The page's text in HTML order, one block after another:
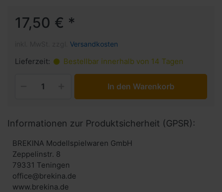
17,50 € *
Versandkosten
Lieferzeit: Bestellbar innerhalb von 14 Tagen
In den Warenkorb
Informationen zur Produktsicherheit (GPSR):
BREKINA Modellspielwaren GmbH
Zeppelinstr. 8
79331 Teningen
office@brekina.de
www.brekina.de